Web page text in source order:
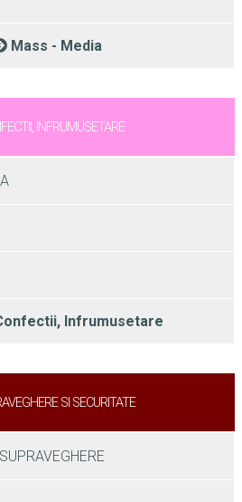
Mass - Media
INFRUMUSETARE
Infrumusetare
SI SECURITATE